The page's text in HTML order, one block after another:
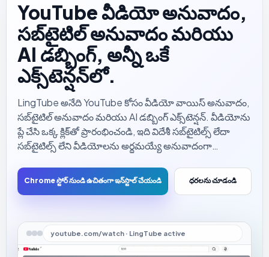
YouTube వీడియో అనువాదం,
సబ్‌టైటిల్ అనువాదం మరియు
AI డబ్బింగ్, అన్నీ ఒకే
ఎక్స్‌టెన్షన్‌లో.
LingTube అనేది YouTube కోసం వీడియో వాయిస్ అనువాదం,
సబ్‌టైటిల్ అనువాదం మరియు AI డబ్బింగ్ ఎక్స్‌టెన్షన్. వీడియోను
ప్లే చేసి ఒక్క క్లిక్‌తో ప్రారంభించండి, ఇది విదేశీ సబ్‌టైటిల్స్ లేదా
సబ్‌టైటిల్స్ లేని వీడియోలను అర్థమయ్యే అనువాదంగా
తద్వారా మీరు ఎల్లప్పుడూ సబ్‌టైటిల్స్‌ను చూడాల్సిన అవసరం
లేకుండానే వీడియోలను అర్థం చేసుకోవచ్చు.
Chrome స్టోర్ నుండి ఉచితంగా ఇన్‌స్టాల్ చేయండి ధరలను చూడండి
youtube.com/watch · LingTube active